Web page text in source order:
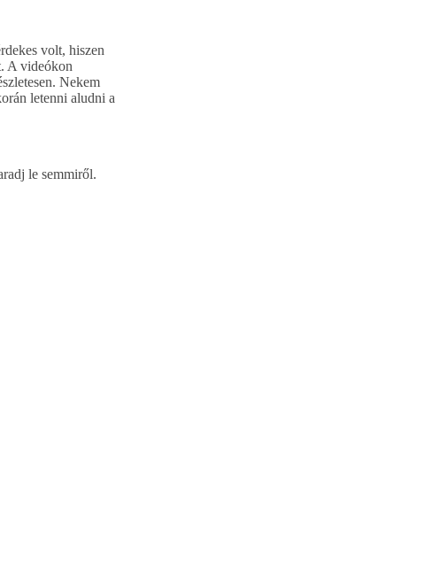
volt, hiszen
A videókon
Nekem
letenni aludni a
le semmiről.